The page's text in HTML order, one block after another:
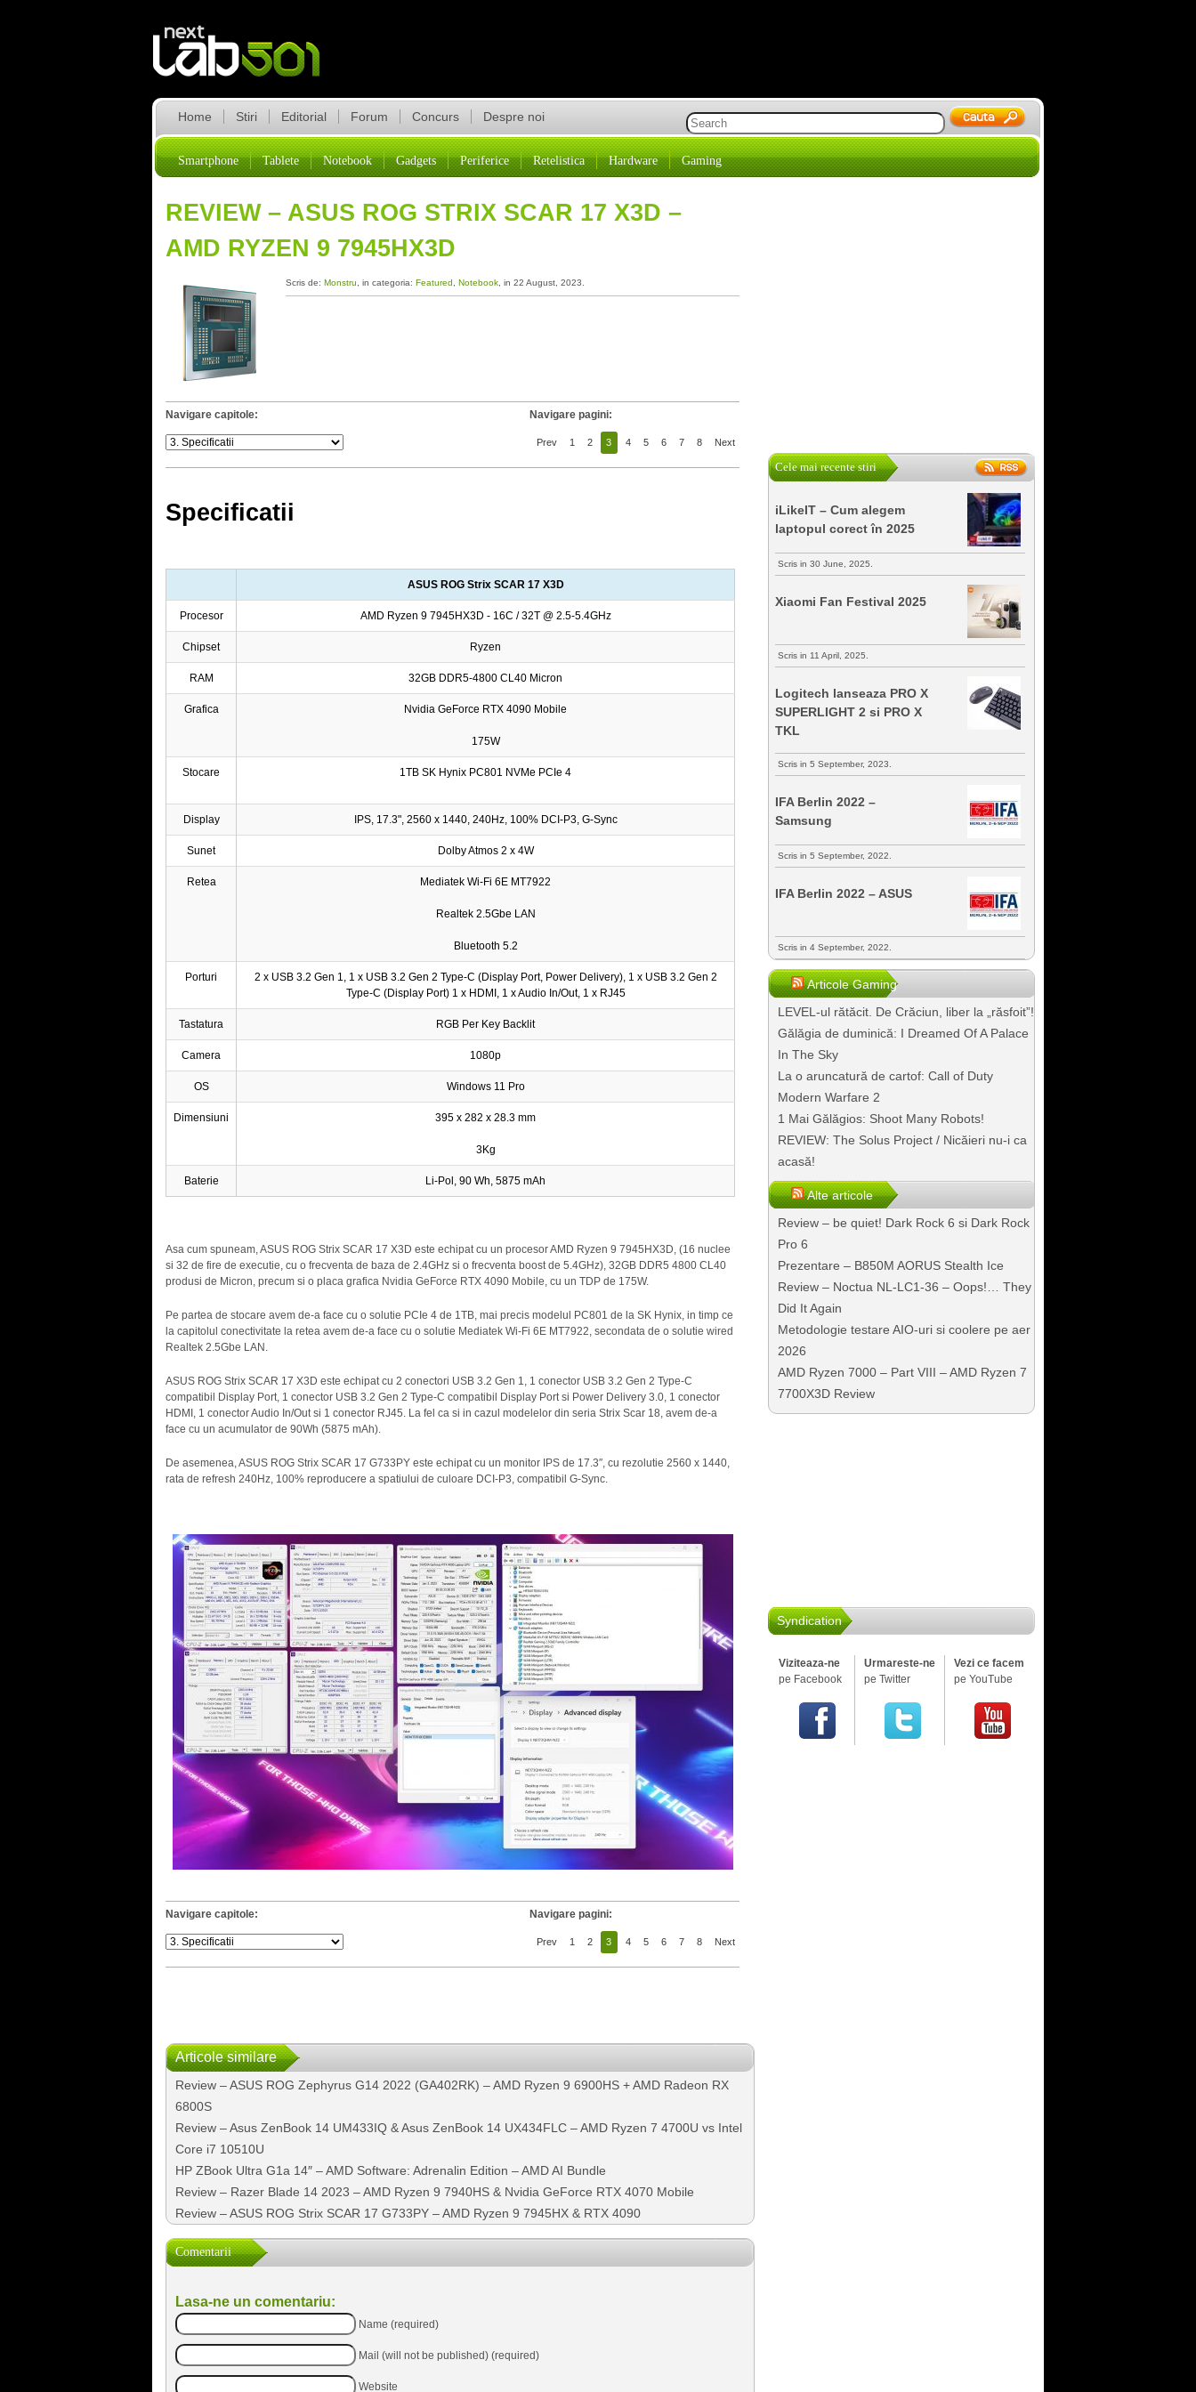
Home Stiri Editorial Forum Concurs Despre noi
Smartphone Tablete Notebook Gadgets Periferice Retelistica Hardware Gaming
REVIEW – ASUS ROG STRIX SCAR 17 X3D –
AMD RYZEN 9 7945HX3D
Scris de: Monstru , in categoria: Featured Notebook , in 22 August, 2023.
Navigare capitole: Navigare pagini:
Prev 1 2 3 4 5 6 7 8 Next
Specificatii
ASUS ROG Strix SCAR 17 X3D
Procesor AMD Ryzen 9 7945HX3D - 16C / 32T @ 2.5-5.4GHz
Chipset Ryzen
RAM 32GB DDR5-4800 CL40 Micron
Grafica Nvidia GeForce RTX 4090 Mobile
175W
Stocare 1TB SK Hynix PC801 NVMe PCIe 4
Display IPS, 17.3", 2560 x 1440, 240Hz, 100% DCI-P3, G-Sync
Sunet Dolby Atmos 2 x 4W
Retea Mediatek Wi-Fi 6E MT7922
Realtek 2.5Gbe LAN
Bluetooth 5.2
Porturi
2 x USB 3.2 Gen 1, 1 x USB 3.2 Gen 2 Type-C (Display Port, Power Delivery), 1 x USB 3.2 Gen 2
Type-C (Display Port) 1 x HDMI, 1 x Audio In/Out, 1 x RJ45
Tastatura RGB Per Key Backlit
Camera 1080p
OS Windows 11 Pro
Dimensiuni 395 x 282 x 28.3 mm
3Kg
Baterie Li-Pol, 90 Wh, 5875 mAh
Asa cum spuneam, ASUS ROG Strix SCAR 17 X3D este echipat cu un procesor AMD Ryzen 9 7945HX3D, (16 nuclee
si 32 de fire de executie, cu o frecventa de baza de 2.4GHz si o frecventa boost de 5.4GHz), 32GB DDR5 4800 CL40
produsi de Micron, precum si o placa grafica Nvidia GeForce RTX 4090 Mobile, cu un TDP de 175W.
Pe partea de stocare avem de-a face cu o solutie PCIe 4 de 1TB, mai precis modelul PC801 de la SK Hynix, in timp ce
la capitolul conectivitate la retea avem de-a face cu o solutie Mediatek Wi-Fi 6E MT7922, secondata de o solutie wired
Realtek 2.5Gbe LAN.
ASUS ROG Strix SCAR 17 X3D este echipat cu 2 conectori USB 3.2 Gen 1, 1 conector USB 3.2 Gen 2 Type-C
compatibil Display Port, 1 conector USB 3.2 Gen 2 Type-C compatibil Display Port si Power Delivery 3.0, 1 conector
HDMI, 1 conector Audio In/Out si 1 conector RJ45. La fel ca si in cazul modelelor din seria Strix Scar 18, avem de-a
face cu un acumulator de 90Wh (5875 mAh).
De asemenea, ASUS ROG Strix SCAR 17 G733PY este echipat cu un monitor IPS de 17.3″, cu rezolutie 2560 x 1440,
rata de refresh 240Hz, 100% reproducere a spatiului de culoare DCI-P3, compatibil G-Sync.
Navigare capitole: Navigare pagini:
Prev 1 2 3 4 5 6 7 8 Next
Articole similare
Review – ASUS ROG Zephyrus G14 2022 (GA402RK) – AMD Ryzen 9 6900HS + AMD Radeon RX
6800S
Review – Asus ZenBook 14 UM433IQ & Asus ZenBook 14 UX434FLC – AMD Ryzen 7 4700U vs Intel
Core i7 10510U
HP ZBook Ultra G1a 14″ – AMD Software: Adrenalin Edition – AMD AI Bundle
Review – Razer Blade 14 2023 – AMD Ryzen 9 7940HS & Nvidia GeForce RTX 4070 Mobile
Review – ASUS ROG Strix SCAR 17 G733PY – AMD Ryzen 9 7945HX & RTX 4090
Comentarii
Lasa-ne un comentariu:
Name (required)
Mail (will not be published) (required)
Website
Cele mai recente stiri
iLikeIT – Cum alegem
laptopul corect în 2025
Scris in 30 June, 2025.
Xiaomi Fan Festival 2025
Scris in 11 April, 2025.
Logitech lanseaza PRO X
SUPERLIGHT 2 si PRO X
TKL
Scris in 5 September, 2023.
IFA Berlin 2022 –
Samsung
Scris in 5 September, 2022.
IFA Berlin 2022 – ASUS
Scris in 4 September, 2022.
Articole Gaming
LEVEL-ul rătăcit. De Crăciun, liber la „răsfoit”!
Gălăgia de duminică: I Dreamed Of A Palace
In The Sky
La o aruncatură de cartof: Call of Duty
Modern Warfare 2
1 Mai Gălăgios: Shoot Many Robots!
REVIEW: The Solus Project / Nicăieri nu-i ca
acasă!
Alte articole
Review – be quiet! Dark Rock 6 si Dark Rock
Pro 6
Prezentare – B850M AORUS Stealth Ice
Review – Noctua NL-LC1-36 – Oops!… They
Did It Again
Metodologie testare AIO-uri si coolere pe aer
2026
AMD Ryzen 7000 – Part VIII – AMD Ryzen 7
7700X3D Review
Syndication
Viziteaza-ne
pe Facebook
Urmareste-ne
pe Twitter
Vezi ce facem
pe YouTube